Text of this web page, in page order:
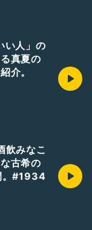
人」の
真夏の
介。
みなこ
古希の
。#1934